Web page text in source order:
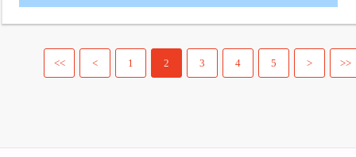
<< < 1 2 3 4 5 > >>